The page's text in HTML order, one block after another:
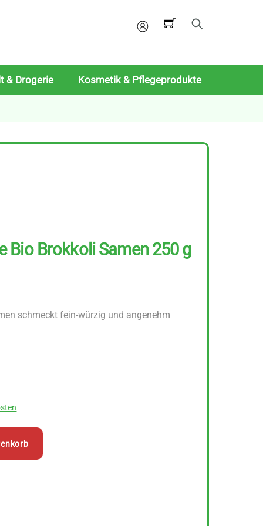
Mein
& Drogerie Kosmetik & Pflegeprodukte
Bio Brokkoli Samen 250 g
schmeckt fein-würzig und angenehm